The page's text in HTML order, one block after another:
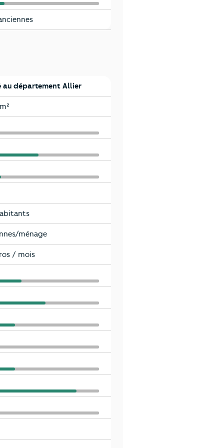
au département Allier
ménage
/ mois